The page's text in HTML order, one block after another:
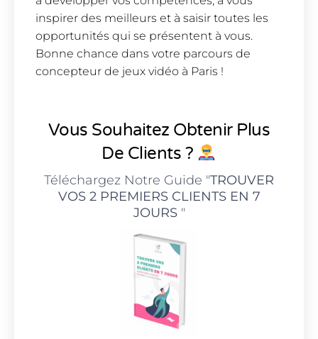
inspirer des meilleurs et à saisir toutes les
opportunités qui se présentent à vous.
Bonne chance dans votre parcours de
concepteur de jeux vidéo à Paris !
Vous Souhaitez Obtenir Plus
De Clients ?
Téléchargez Notre Guide "TROUVER
VOS 2 PREMIERS CLIENTS EN 7
JOURS"